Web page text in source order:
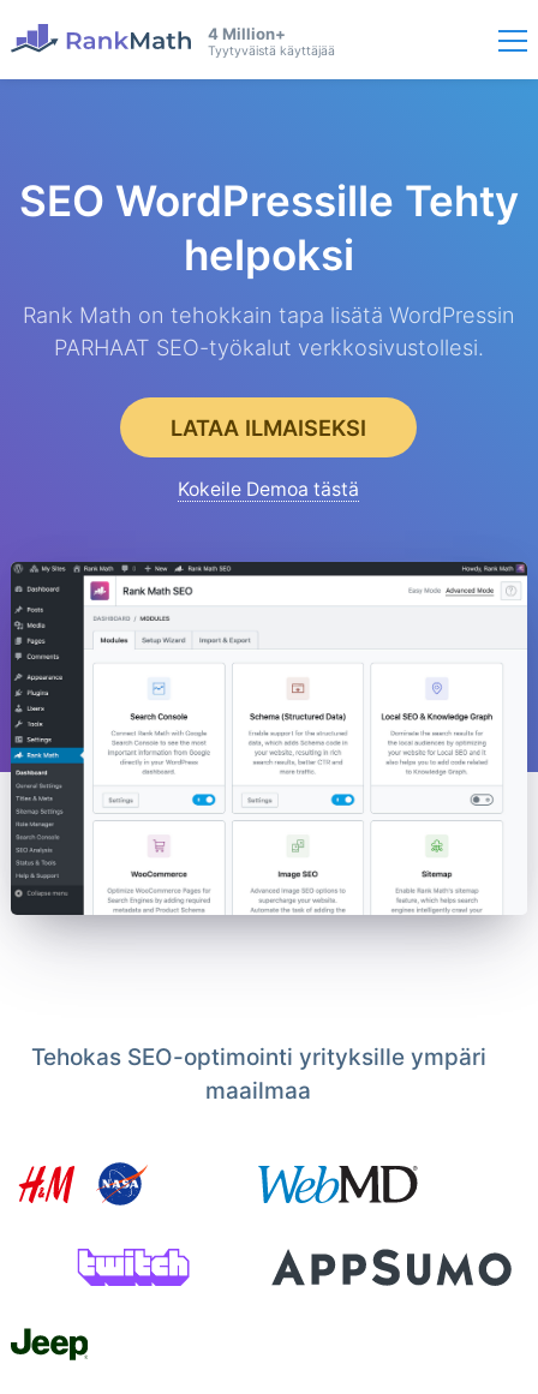
4 Million+
Tyytyväistä käyttäjää
SEO WordPressille Tehty
helpoksi
Rank Math on tehokkain tapa lisätä WordPressin
PARHAAT SEO-työkalut verkkosivustollesi.
LATAA ILMAISEKSI
Kokeile Demoa tästä
Tehokas SEO-optimointi yrityksille ympäri
maailmaa